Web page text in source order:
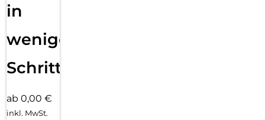
in
wenigen
Schritten
ab 0,00 €
inkl. MwSt.